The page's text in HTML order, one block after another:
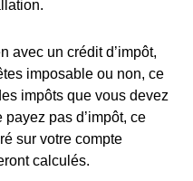
avec un crédit d’impôt,
imposable ou non, ce
impôts que vous devez
pas d’impôt, ce
sur votre compte
calculés.